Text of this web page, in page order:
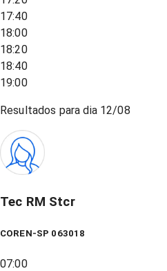
17:40
18:00
18:20
18:40
19:00
Resultados para dia 12/08
Tec RM Stcr
COREN-SP 063018
07:00